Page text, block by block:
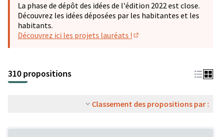
La phase de dépôt des idées de l'édition 2022 est close.
Découvrez les idées déposées par les habitantes et les
habitants.
Découvrez ici les projets lauréats !
310 propositions
Classement des propositions par :